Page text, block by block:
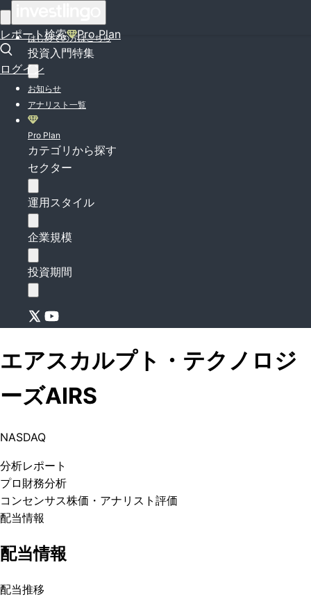
レポート検索 Pro Plan
ログイン
はじめての方はこちら
投資入門特集
お知らせ
アナリスト一覧
Pro Plan
カテゴリから探す
セクター
運用スタイル
企業規模
投資期間
エアスカルプト・テクノロジ
ーズAIRS
NASDAQ
分析レポート
プロ 財務分析
コンセンサス株価 ・アナリスト評価
配当情報
配当情報
配当推移